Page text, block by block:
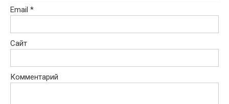
Email *
Сайт
Комментарий